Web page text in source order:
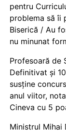
pentru
problema să îi
Biserică / Au
nu minunat
Profesoară de
Definitivat și
susține
anul viitor,
Cineva cu 5
Ministrul Mihai